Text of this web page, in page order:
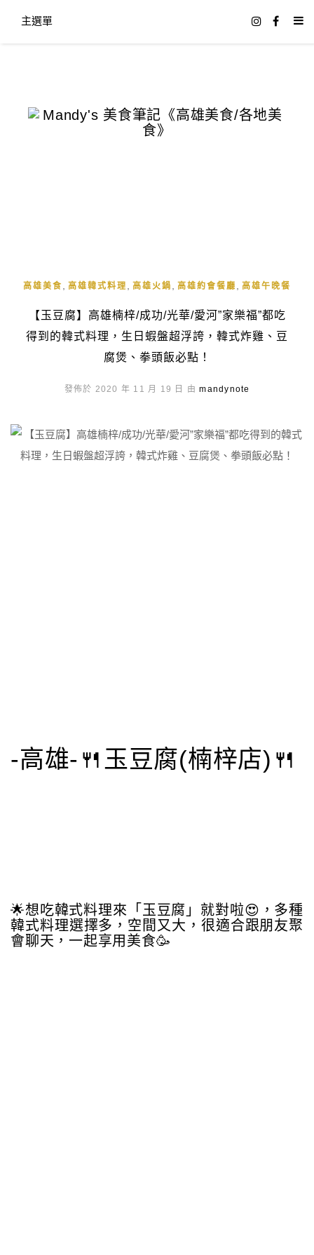
主選單
高雄美食 高雄韓式料理 高雄火鍋 高雄約會餐廳 高雄午晚餐
【玉豆腐】高雄楠梓/成功/光華/愛河”家樂福”都吃
得到的韓式料理，生日蝦盤超浮誇，韓式炸雞、豆
腐煲、拳頭飯必點！
發佈於 2020 年 11 月 19 日 由mandynote
-高雄-🍴玉豆腐(楠梓店)🍴
🌟想吃韓式料理來「玉豆腐」就對啦😍，多種
韓式料理選擇多，空間又大，很適合跟朋友聚
會聊天，一起享用美食🥳